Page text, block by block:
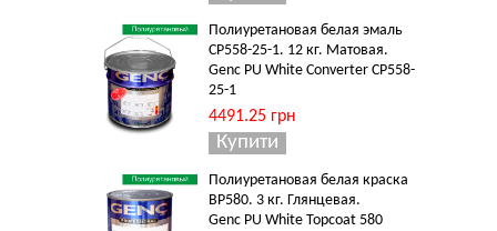
Полиуретановая белая эмаль
CP558-25-1. 12 кг. Матовая.
Genc PU White Converter CP558-
25-1
4491.25 грн
Полиуретановая белая краска
BP580. 3 кг. Глянцевая.
Genc PU White Topcoat 580